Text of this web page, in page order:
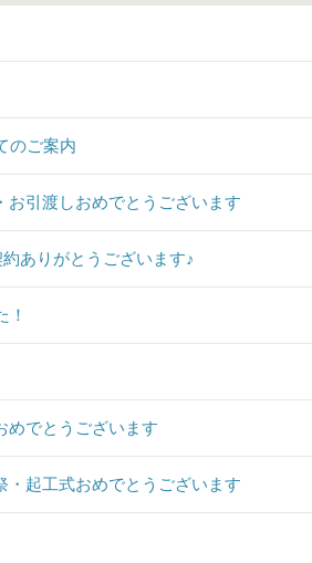
のご案内
渡しおめでとうございます
りがとうございます♪
！
でとうございます
工式おめでとうございます